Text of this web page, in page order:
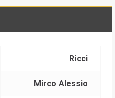
Ricci
Mirco Alessio